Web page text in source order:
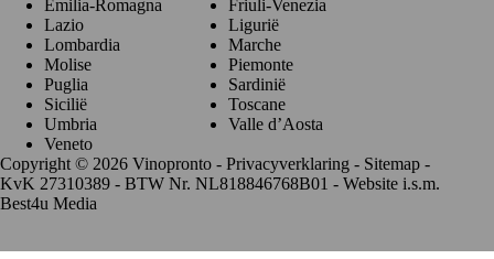
Emilia-Romagna
Friuli-Venezia
Lazio
Ligurië
Lombardia
Marche
Molise
Piemonte
Puglia
Sardinië
Sicilië
Toscane
Umbria
Valle d’Aosta
Veneto
Copyright © 2026 Vinopronto - Privacyverklaring - Sitemap -
KvK 27310389 - BTW Nr. NL818846768B01 - Website i.s.m.
Best4u Media